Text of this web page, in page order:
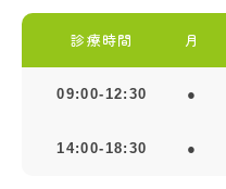
診療時間 月
09:00-12:30 ●
14:00-18:30 ●